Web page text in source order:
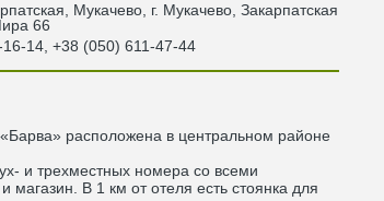
, Мукачево, г. Мукачево, Закарпатская
66
14, +38 (050) 611-47-44
расположена в центральном районе
и трехместных номера со всеми
магазин. В 1 км от отеля есть стоянка для